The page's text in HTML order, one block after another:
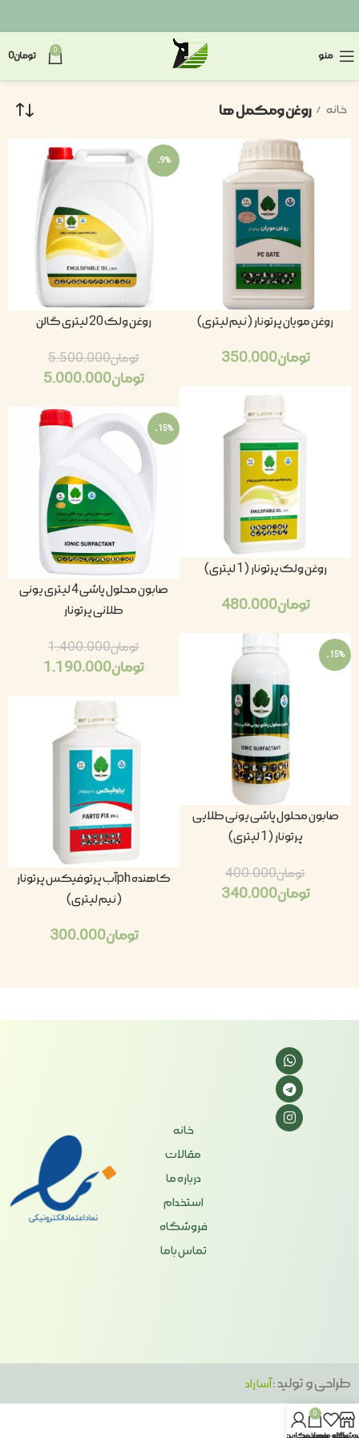
منو 0 تومان0
خانه روغن ومکمل ها
روغن مویان پرتونار (نیم لیتری)
تومان350.000
-9%
روغن ولک 20 لیتری گالن
تومان5.500.000
تومان5.000.000
روغن ولک پرتونار (1 لیتری)
تومان480.000
-15%
صابون محلول پاشی 4 لیتری یونی
طلانی پرتونار
تومان1.400.000
تومان1.190.000
-15%
صابون محلول پاشی یونی طلایی
پرتونار (1 لیتری)
تومان400.000
تومان340.000
کاهنده phآب پرتوفیکس پرتونار
(نیم لیتری)
تومان300.000
خانه
مقالات
درباره ما
استخدام
فروشگاه
تماس باما
طراحی و تولید :آسا راد
علاقه مندی
0
سبد خرید
حساب کاربری من